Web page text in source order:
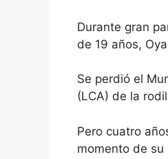
Durante gran
de 19 años,
Se perdió el
(LCA) de la
Pero cuatro
momento de su